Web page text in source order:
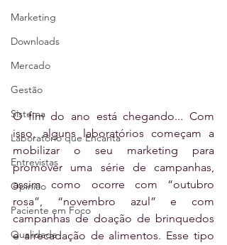
Marketing
Downloads
Mercado
Gestão
Sistema
Laboratório que Encanta
Entrevistas
Opinião
Paciente em Foco
Qualidade
O fim do ano está chegando... Com
isso, alguns laboratórios começam a
mobilizar o seu marketing para
promover uma série de campanhas,
assim como ocorre com “outubro
rosa”, “novembro azul” e com
campanhas de doação de brinquedos
e arrecadação de alimentos. Esse tipo